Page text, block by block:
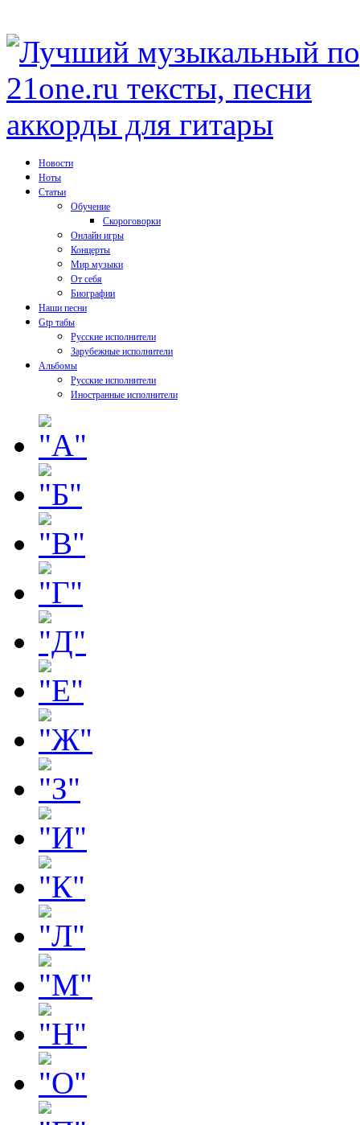
Новости
Ноты
Статьи
Обучение
Скороговорки
Онлайн игры
Концерты
Мир музыки
От себя
Биографии
Наши песни
Gtp табы
Русские исполнители
Зарубежные исполнители
Альбомы
Русские исполнители
Иностранные исполнители